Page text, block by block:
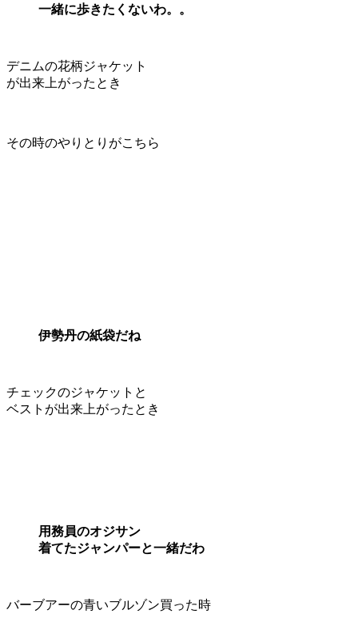
一緒に歩きたくないわ。。
デニムの花柄ジャケット
が出来上がったとき
その時のやりとりがこちら
伊勢丹の紙袋だね
チェックのジャケットと
ベストが出来上がったとき
用務員のオジサン
着てたジャンパーと一緒だわ
バーブアーの青いブルゾン買った時